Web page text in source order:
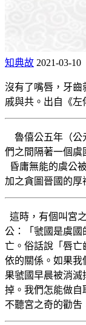
知典故 2021-03-10
沒有了嘴唇，牙齒
戚與共。出自《
魯僖公五年（公
們之間隔著一個虞
昏庸無能的虞公
加之貪圖晉國的厚
這時，有個叫宮
公：「虢國是虞國
亡。俗話說「唇亡
依的關係。如果我
果虢國早晨被消
掉。我們怎能做
不聽宮之奇的勸吿